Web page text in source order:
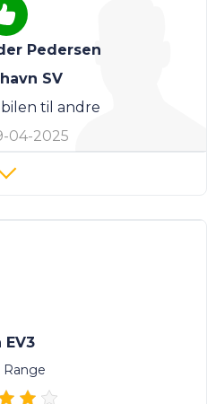
Pedersen
SV
til andre
04-2025
EV3
Range